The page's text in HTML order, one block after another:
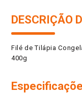
DESCRIÇÃO
Filé de Tilápia
400g